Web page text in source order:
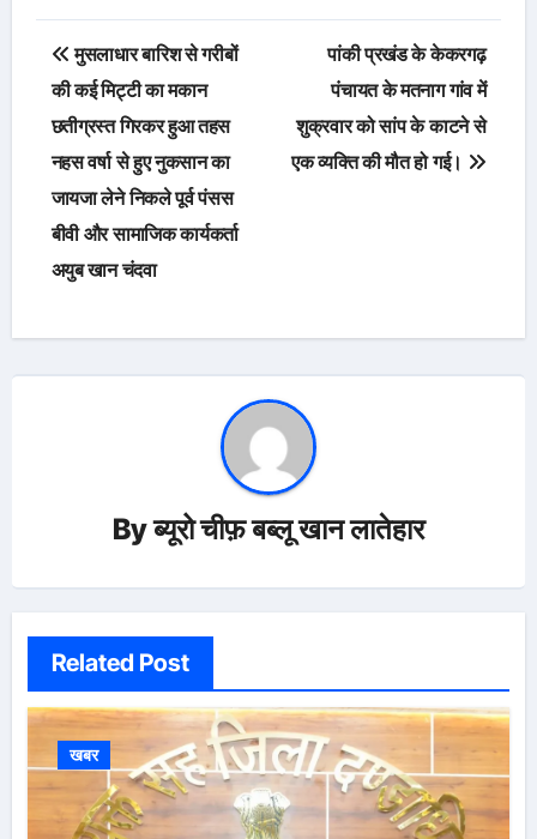
Post
navigation
मुसलाधार बारिश से गरीबों
की कई मिट्टी का मकान
छतीग्रस्त गिरकर हुआ तहस
नहस वर्षा से हुए नुकसान का
जायजा लेने निकले पूर्व पंसस
बीवी और सामाजिक कार्यकर्ता
अयुब खान चंदवा
पांकी प्रखंड के केकरगढ़
पंचायत के मतनाग गांव में
शुक्रवार को सांप के काटने से
एक व्यक्ति की मौत हो गई।
Byब्यूरो चीफ़ बब्लू खान लातेहार
Related Post
खबर